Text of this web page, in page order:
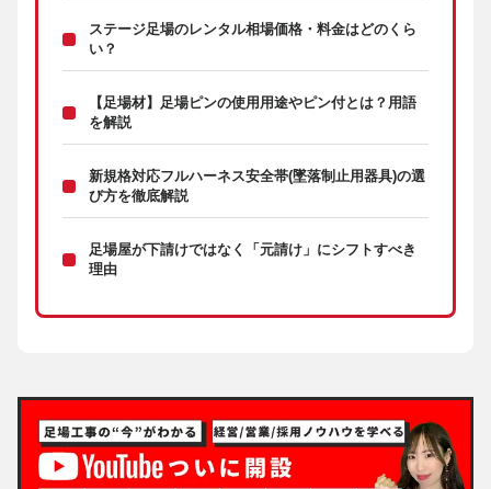
ステージ足場のレンタル相場価格・料金はどのくら
い？
【足場材】足場ピンの使用用途やピン付とは？用語
を解説
新規格対応フルハーネス安全帯(墜落制止用器具)の選
び方を徹底解説
足場屋が下請けではなく「元請け」にシフトすべき
理由